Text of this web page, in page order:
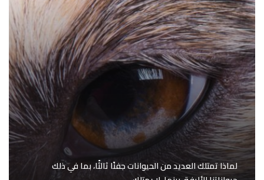
لماذا تمتلك العديد من الحيوانات جفنًا ثالثًا، بما في ذلك